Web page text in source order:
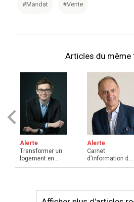
#Mandat #Vente
Articles du même
Alerte
Transformer un
logement en
local
Alerte
Carnet
d'information du